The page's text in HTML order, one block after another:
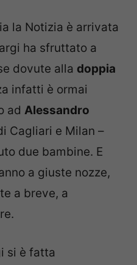
la Notizia è arrivata
ha sfruttato a
dovute alla doppia
infatti è ormai
ad Alessandro
Cagliari e Milan –
due bambine. E
a giuste nozze,
a breve, a
si è fatta